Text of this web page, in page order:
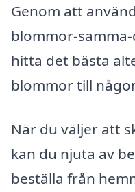
Genom att
blommor-
hitta det bästa
blommor till
När du väljer att
kan du njuta av
beställa från